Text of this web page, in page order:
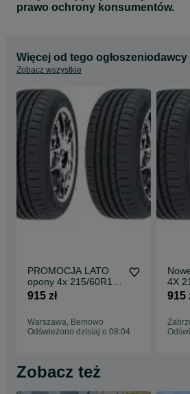
prawo ochrony konsumentów.
Więcej od tego ogłoszeniodawcy
Zobacz wszystkie
PROMOCJA LATO
opony 4x 215/60R16
GOODRIDE Wysyłka
915 zł
Warszawa, Bemowo
Odświeżono dzisiaj o 08:04
4X
915
Zobacz też